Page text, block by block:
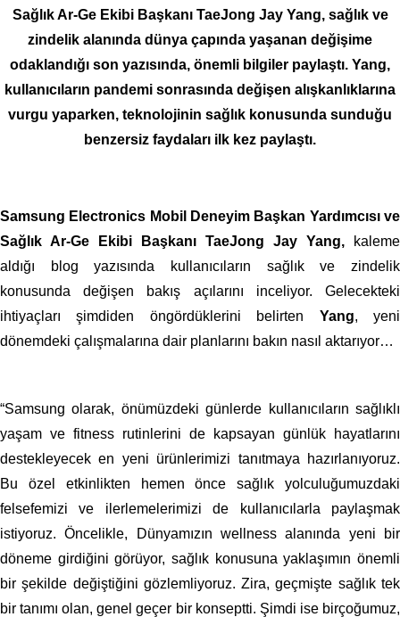
Sağlık Ar-Ge Ekibi Başkanı TaeJong Jay Yang, sağlık ve
zindelik alanında dünya çapında yaşanan değişime
odaklandığı son yazısında, önemli bilgiler paylaştı. Yang,
kullanıcıların pandemi sonrasında değişen alışkanlıklarına
vurgu yaparken, teknolojinin sağlık konusunda sunduğu
benzersiz faydaları ilk kez paylaştı.
Samsung Electronics Mobil Deneyim Başkan Yardımcısı ve
Sağlık Ar-Ge Ekibi Başkanı TaeJong Jay Yang,
kaleme
aldığı blog yazısında kullanıcıların sağlık ve zindelik
konusunda değişen bakış açılarını inceliyor. Gelecekteki
ihtiyaçları şimdiden öngördüklerini belirten Yang, yeni
dönemdeki çalışmalarına dair planlarını bakın nasıl aktarıyor…
“Samsung olarak, önümüzdeki günlerde kullanıcıların sağlıklı
yaşam ve fitness rutinlerini de kapsayan günlük hayatlarını
destekleyecek en yeni ürünlerimizi tanıtmaya hazırlanıyoruz.
Bu özel etkinlikten hemen önce sağlık yolculuğumuzdaki
felsefemizi ve ilerlemelerimizi de kullanıcılarla paylaşmak
istiyoruz. Öncelikle, Dünyamızın wellness alanında yeni bir
döneme girdiğini görüyor, sağlık konusuna yaklaşımın önemli
bir şekilde değiştiğini gözlemliyoruz. Zira, geçmişte sağlık tek
bir tanımı olan, genel geçer bir konseptti. Şimdi ise birçoğumuz,